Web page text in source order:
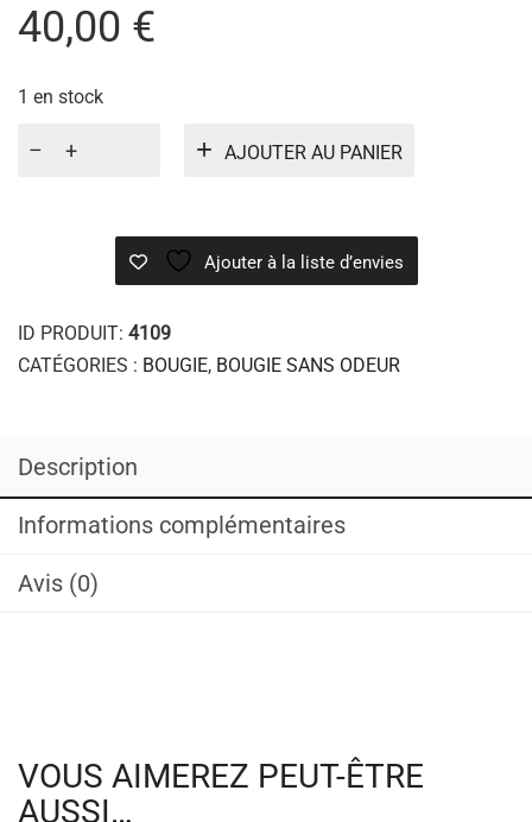
40,00 €
1 en stock
AJOUTER AU PANIER
Ajouter à la liste d’envies
ID PRODUIT: 4109
CATÉGORIES : BOUGIE, BOUGIE SANS ODEUR
Description
Informations complémentaires
Avis (0)
VOUS AIMEREZ PEUT-ÊTRE
AUSSI…